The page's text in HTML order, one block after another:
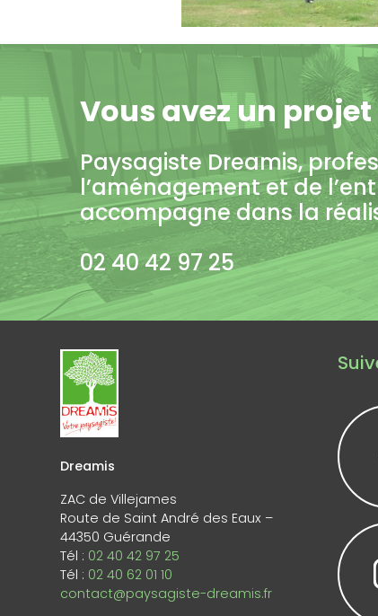
Vous avez un projet
Paysagiste Dreamis,
l’aménagement et de
accompagne dans la
02 40 42 97 25
Dreamis
ZAC de Villejames
Route de Saint André des Eaux –
44350 Guérande
Tél : 02 40 42 97 25
Tél : 02 40 62 01 10
contact@paysagiste-dreamis.fr